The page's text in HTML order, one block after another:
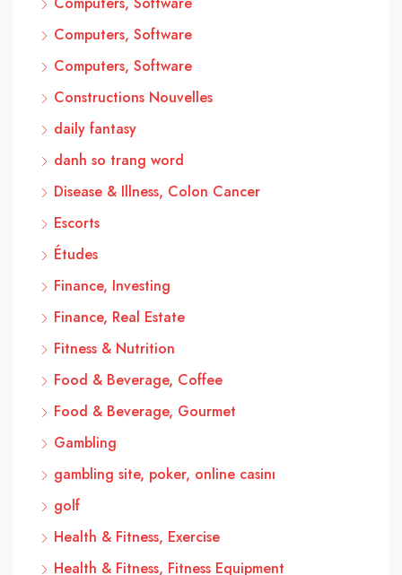
Computers, Software
Computers, Software
Constructions Nouvelles
daily fantasy
danh so trang word
Disease & Illness, Colon Cancer
Escorts
Études
Finance, Investing
Finance, Real Estate
Fitness & Nutrition
Food & Beverage, Coffee
Food & Beverage, Gourmet
Gambling
gambling site, poker, online casinı
golf
Health & Fitness, Exercise
Health & Fitness, Fitness Equipment